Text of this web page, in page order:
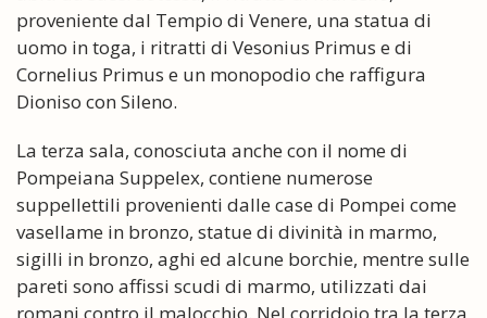
proveniente dal Tempio di Venere, una statua di
uomo in toga, i ritratti di Vesonius Primus e di
Cornelius Primus e un monopodio che raffigura
Dioniso con Sileno.
La terza sala, conosciuta anche con il nome di
Pompeiana Suppelex, contiene numerose
suppellettili provenienti dalle case di Pompei come
vasellame in bronzo, statue di divinità in marmo,
sigilli in bronzo, aghi ed alcune borchie, mentre sulle
pareti sono affissi scudi di marmo, utilizzati dai
romani contro il malocchio. Nel corridoio tra la terza